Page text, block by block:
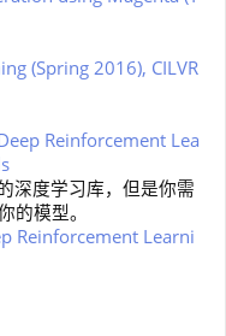
(Spring 2016), CILVR
Reinforcement Lea
深度学习库，但是你需
的模型。
Reinforcement Learni